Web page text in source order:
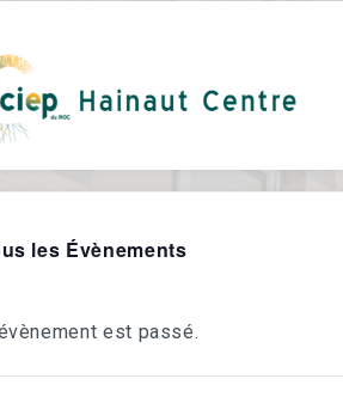
les Évènements
est passé.